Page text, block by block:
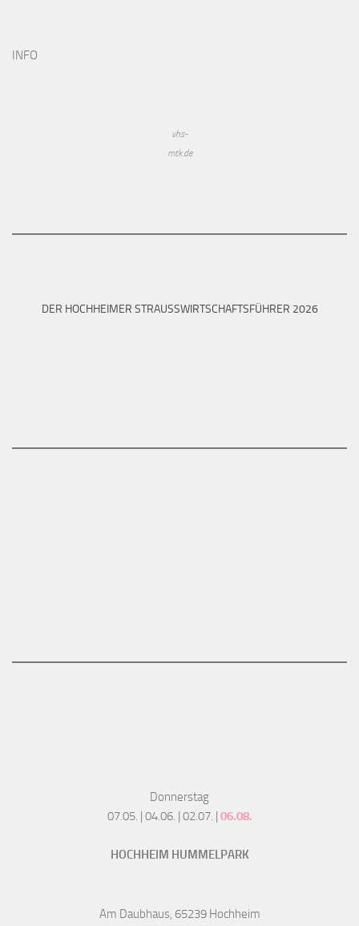
INFO
vhs-
mtk.de
DER HOCHHEIMER STRAUSSWIRTSCHAFTSFÜHRER 2026
Donnerstag
07.05. | 04.06. | 02.07. | 06.08.
HOCHHEIM HUMMELPARK
Am Daubhaus, 65239 Hochheim